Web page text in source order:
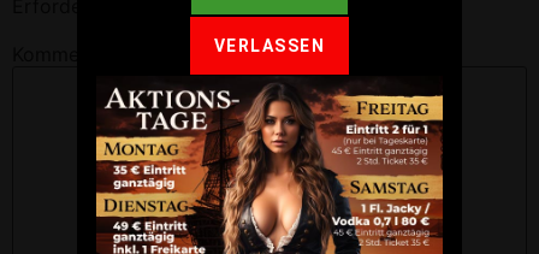
VERLASSEN